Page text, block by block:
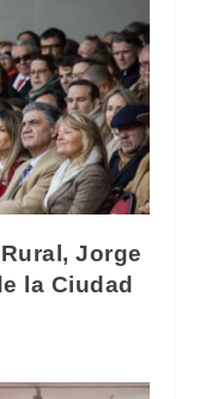
Jorge
la Ciudad